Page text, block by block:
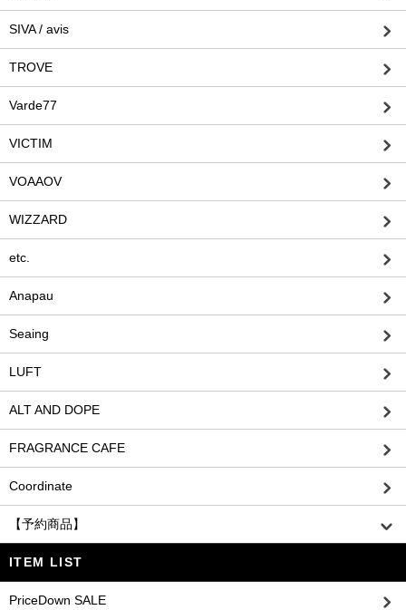
SIVA / avis
TROVE
Varde77
VICTIM
VOAAOV
WIZZARD
etc.
Anapau
Seaing
LUFT
ALT AND DOPE
FRAGRANCE CAFE
Coordinate
【予約商品】
ITEM LIST
PriceDown SALE